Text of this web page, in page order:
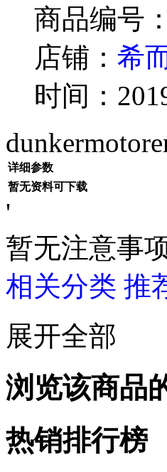
商品编号
店铺： 希
时间：
详细参数
暂无资料可下载
'
暂无注意事
相关分类 推
展开全部
浏览该商品
热销排行榜